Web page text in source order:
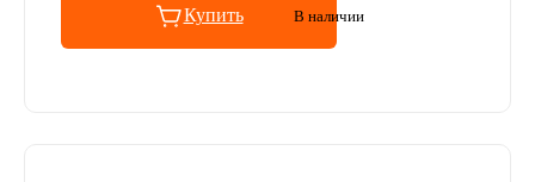
Купить В наличии